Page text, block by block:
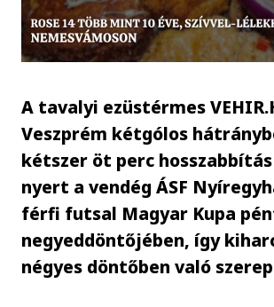
A tavalyi ezüstérmes
Veszprém kétgólos
kétszer öt perc
nyert a vendég ÁSF
férfi futsal Magyar Kupa
negyeddöntőjében, így
négyes döntőben való